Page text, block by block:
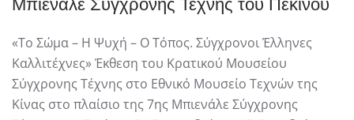
Μπιενάλε Σύγχρονης Τέχνης του Πεκίνου
«Το Σώµα – Η Ψυχή – Ο Τόπος. Σύγχρονοι Έλληνες
Καλλιτέχνες» Έκθεση του Κρατικού Μουσείου
Σύγχρονης Τέχνης στο Εθνικό Μουσείο Τεχνών της
Κίνας στο πλαίσιο της 7ης Μπιενάλε Σύγχρονης